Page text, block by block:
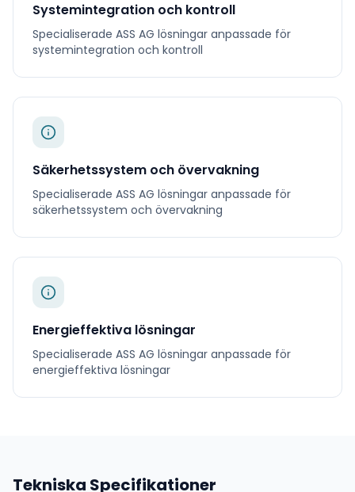
Systemintegration och kontroll
Specialiserade ASS AG lösningar anpassade för
systemintegration och kontroll
Säkerhetssystem och övervakning
Specialiserade ASS AG lösningar anpassade för
säkerhetssystem och övervakning
Energieffektiva lösningar
Specialiserade ASS AG lösningar anpassade för
energieffektiva lösningar
Tekniska Specifikationer